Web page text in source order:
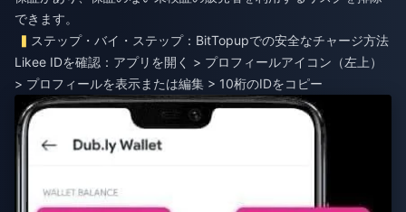
できます。
ステップ・バイ・ステップ：BitTopupでの安全なチャージ方法
Likee IDを確認：アプリを開く > プロフィールアイコン（左上）
> プロフィールを表示または編集 > 10桁のIDをコピー